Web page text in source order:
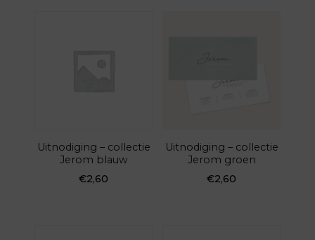
Uitnodiging – collectie
Jerom blauw
€2,60
Uitnodiging – collectie
Jerom groen
€2,60